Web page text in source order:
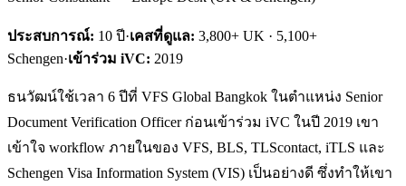
ประสบการณ์: 10 ปี·เคสที่ดูแล: 3,800+ UK · 5,100+
Schengen·เข้าร่วม iVC: 2019
ธนวัฒน์ใช้เวลา 6 ปีที่ VFS Global Bangkok ในตำแหน่ง Senior
Document Verification Officer ก่อนเข้าร่วม iVC ในปี 2019 เขา
เข้าใจ workflow ภายในของ VFS, BLS, TLScontact, iTLS และ
Schengen Visa Information System (VIS) เป็นอย่างดี ซึ่งทำให้เขา